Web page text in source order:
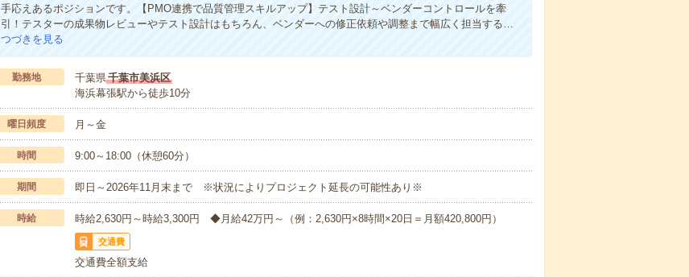
手応えあるポジションです。【PMO連携で品質管理スキルアップ】テスト設計～ベンダーコントロールを牽
引！テスターの成果物レビューやテスト設計はもちろん、ベンダーへの修正依頼や調整まで幅広く担当する…
つづきを見る
勤務地 千葉県千葉市美浜区
海浜幕張駅から徒歩10分
曜日頻度 月～金
時間 9:00～18:00（休憩60分）
期間 即日～2026年11月末まで ※状況によりプロジェクト延長の可能性あり※
時給 時給2,630円～時給3,300円 ◆月給42万円～（例：2,630円×8時間×20日＝月額420,800円）
交通費
交通費全額支給